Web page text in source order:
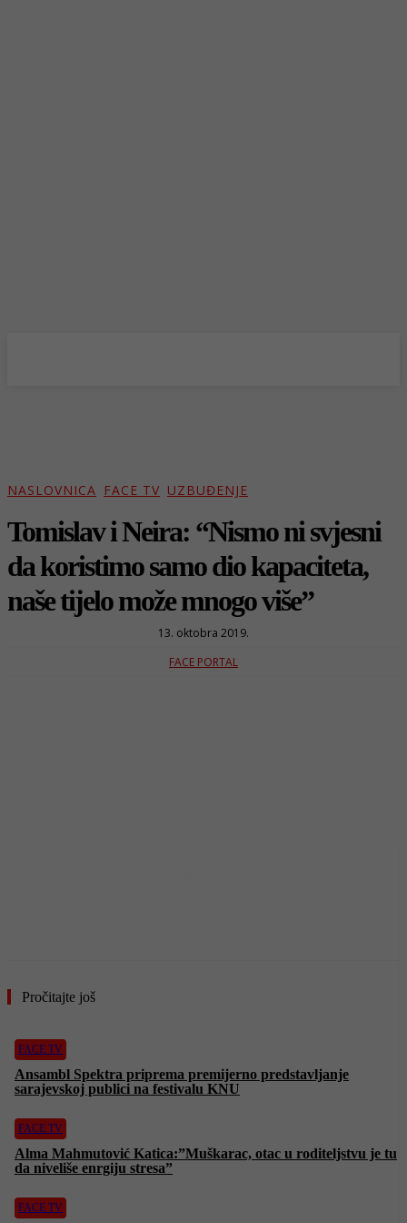
NASLOVNICA FACE TV UZBUĐENJE
Tomislav i Neira: “Nismo ni svjesni
da koristimo samo dio kapaciteta,
naše tijelo može mnogo više”
13. oktobra 2019.
FACE PORTAL
Pročitajte još
FACE TV
Ansambl Spektra priprema premijerno predstavljanje
sarajevskoj publici na festivalu KNU
FACE TV
Alma Mahmutović Katica:”Muškarac, otac u roditeljstvu je tu
da niveliše enrgiju stresa”
FACE TV